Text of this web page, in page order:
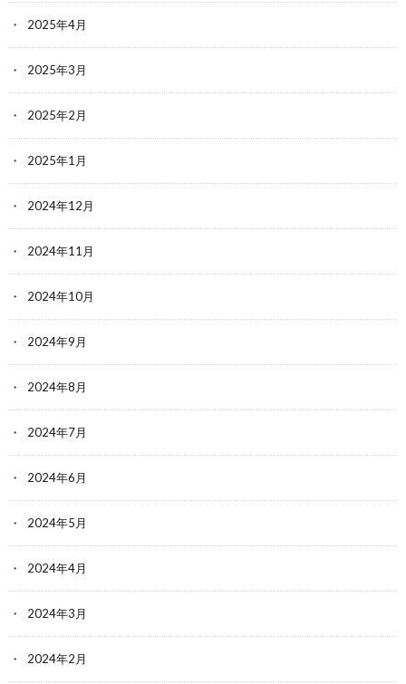
2025年4月
2025年3月
2025年2月
2025年1月
2024年12月
2024年11月
2024年10月
2024年9月
2024年8月
2024年7月
2024年6月
2024年5月
2024年4月
2024年3月
2024年2月